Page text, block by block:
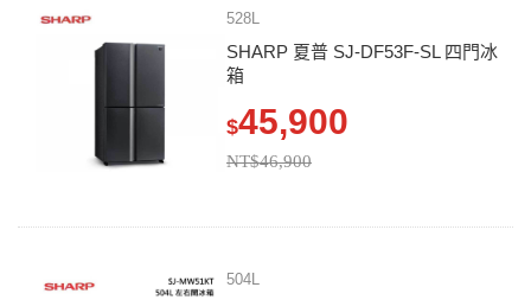
528L
SHARP 夏普 SJ-DF53F-SL 四門冰
箱
$45,900
NT$46,900
504L